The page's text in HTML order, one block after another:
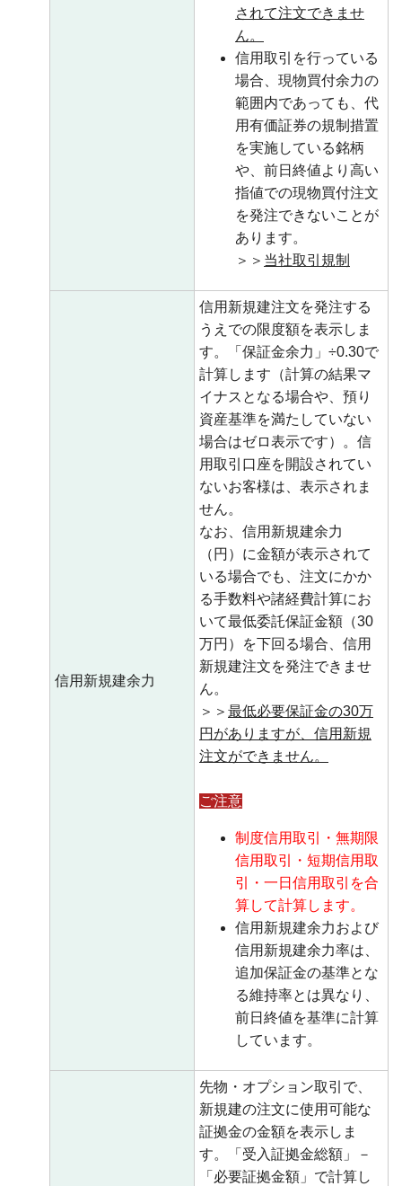
されて注文できませ
ん。
信用取引を行っている
場合、現物買付余力の
範囲内であっても、代
用有価証券の規制措置
を実施している銘柄
や、前日終値より高い
指値での現物買付注文
を発注できないことが
あります。
＞＞ 当社取引規制
信用新規建余力
信用新規建注文を発注する
うえでの限度額を表示しま
す。「保証金余力」÷0.30で
計算します（計算の結果マ
イナスとなる場合や、預り
資産基準を満たしていない
場合はゼロ表示です）。信
用取引口座を開設されてい
ないお客様は、表示されま
せん。
なお、信用新規建余力
（円）に金額が表示されて
いる場合でも、注文にかか
る手数料や諸経費計算にお
いて最低委託保証金額（30
万円）を下回る場合、信用
新規建注文を発注できませ
ん。
＞＞ 最低必要保証金の30万
円がありますが、信用新規
注文ができません。
ご注意
制度信用取引・無期限
信用取引・短期信用取
引・一日信用取引を合
算して計算します。
信用新規建余力および
信用新規建余力率は、
追加保証金の基準とな
る維持率とは異なり、
前日終値を基準に計算
しています。
先物・オプション取引で、
新規建の注文に使用可能な
証拠金の金額を表示しま
す。「受入証拠金総額」－
「必要証拠金額」で計算し